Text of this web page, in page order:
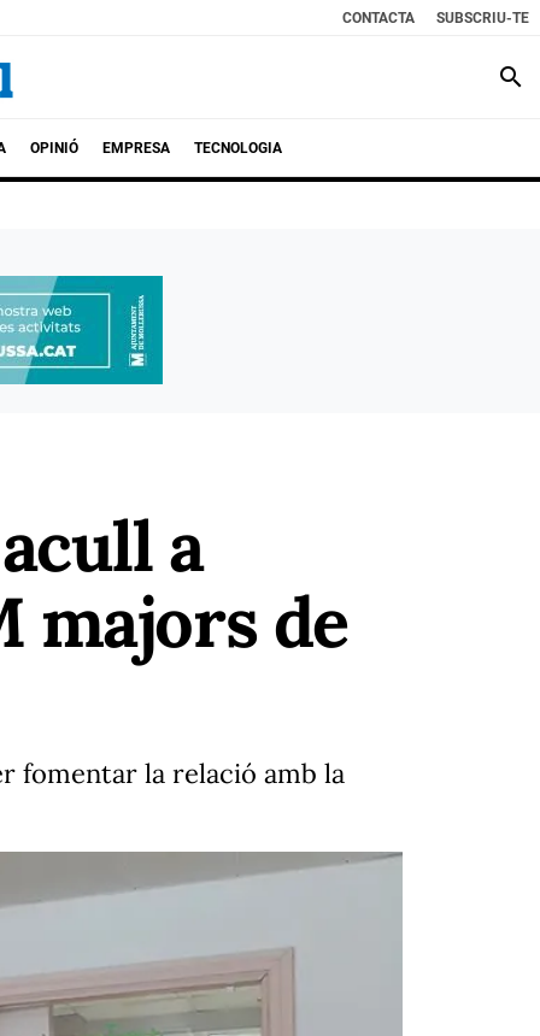
CONTACTA SUBSCRIU-TE
search
OPINIÓ EMPRESA TECNOLOGIA
a
majors de
fomentar la relació amb la